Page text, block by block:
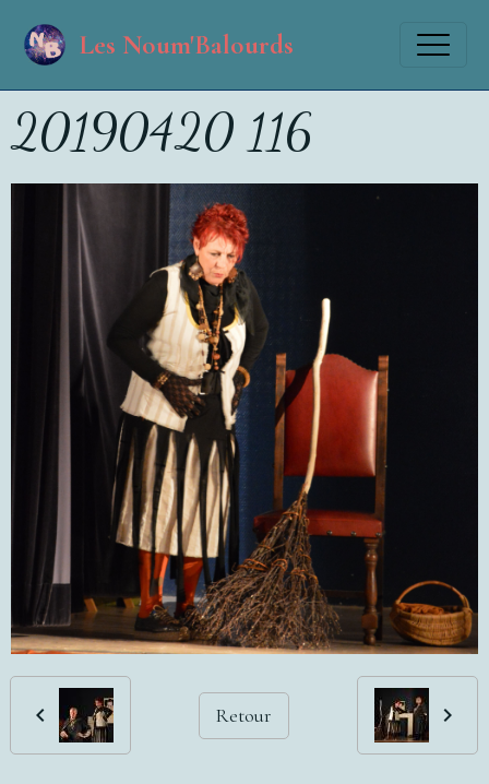
Les Noum'Balourds
20190420 116
Retour